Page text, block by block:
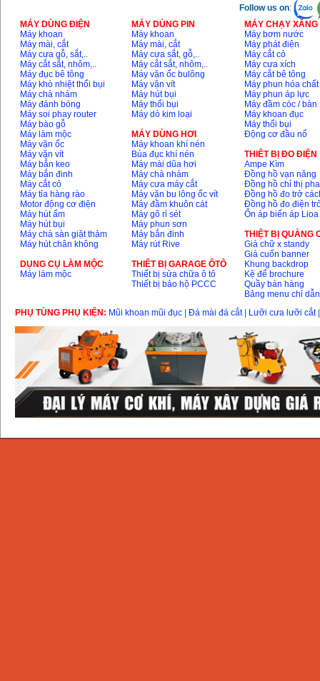
Follow us on:
MÁY DÙNG ĐIỆN
Máy khoan
Máy mài, cắt
Máy cưa gỗ, sắt,..
Máy cắt sắt, nhôm,..
Máy đục bê tông
Máy khò nhiệt thổi bụi
Máy chà nhám
Máy đánh bóng
Máy soi phay router
Máy bào gỗ
Máy làm mộc
Máy vặn ốc
Máy vặn vít
Máy bắn keo
Máy bắn đinh
Máy cắt cỏ
Máy tỉa hàng rào
Motor động cơ điện
Máy hút ẩm
Máy hút bụi
Máy chà sàn giặt thảm
Máy hút chân không
DỤNG CỤ LÀM MỘC
Máy làm mộc
MÁY DÙNG PIN
Máy khoan
Máy mài, cắt
Máy cưa sắt, gỗ,..
Máy cắt sắt, nhôm,..
Máy vặn ốc bulông
Máy vặn vít
Máy hút bụi
Máy thổi bụi
Máy dò kim loại
MÁY DÙNG HƠI
Máy khoan khí nén
Búa đục khí nén
Máy mài dũa hơi
Máy chà nhám
Máy cưa máy cắt
Máy vặn bu lông ốc vít
Máy đầm khuôn cát
Máy gõ rỉ sét
Máy phun sơn
Máy bắn đinh
Máy rút Rive
THIÊT BỊ GARAGE ÔTÔ
Thiết bị sửa chữa ô tô
Thiết bị bảo hộ PCCC
MÁY CHẠY
Máy bơm nước
Máy phát điện
Máy cắt cỏ
Máy cưa xích
Máy cắt bê tông
Máy phun hóa chất
Máy phun áp lực
Máy đầm cóc / bàn
Máy khoan đục
Máy thổi bụi
Động cơ đầu nổ
THIÊT BỊ ĐO ĐIỆN
Ampe Kìm
Đồng hồ vạn năng
Đồng hồ chỉ thị pha
Đồng hồ đo trở
Đồng hồ đo điện
Ổn áp biến áp Lioa
THIỆT BỊ QUẢNG
Giá chữ x standy
Giá cuốn banner
Khung backdrop
Kệ để brochure
Quầy bán hàng
Bảng menu chỉ dẫn
PHỤ TÙNG PHỤ KIỆN: Mũi khoan mũi đục Đá mài đá cắt| Lưỡi cưa lưỡi cắt